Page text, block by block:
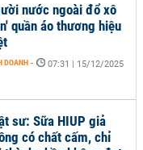
sư: Sữa HIUP giả
có chất cấm, chỉ
nước ngoài đổ xô
quần áo thương hiệu
DOANH - 07:31 | 15/12/2025